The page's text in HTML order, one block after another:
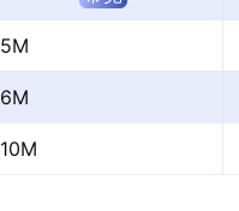
5M
6M
10M